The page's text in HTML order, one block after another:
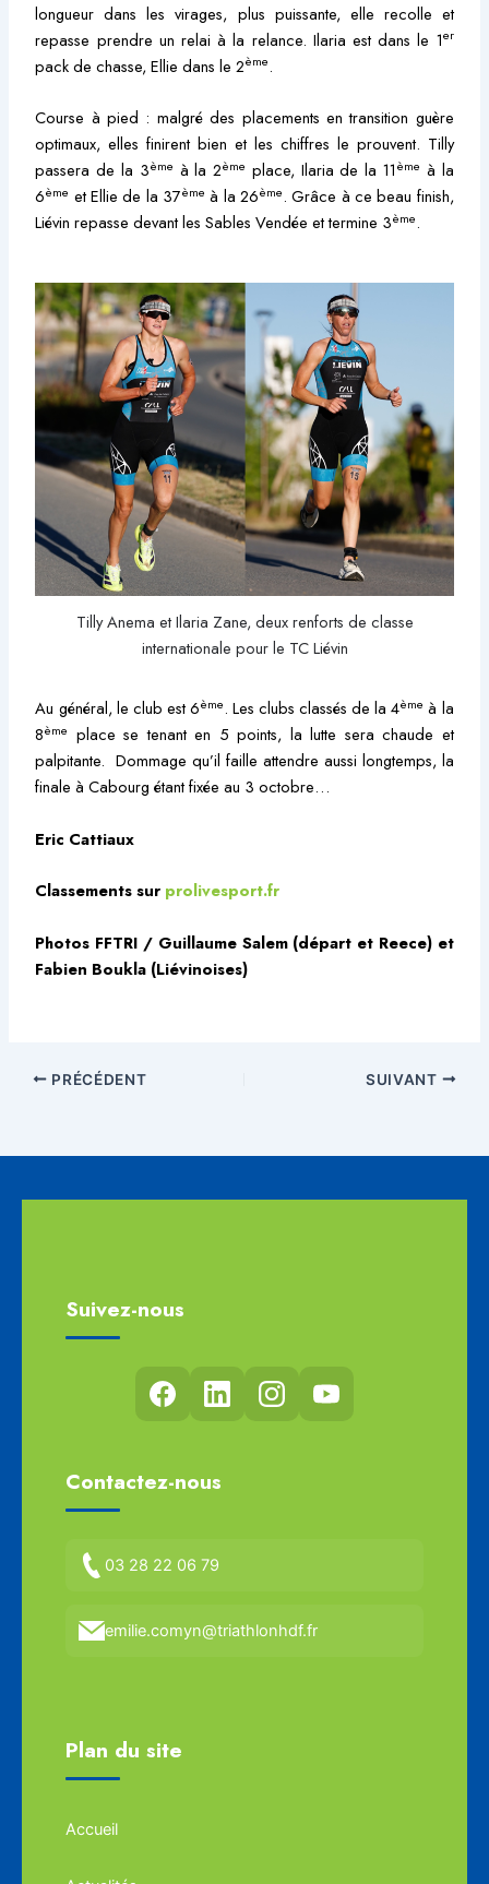
longueur dans les virages, plus puissante, elle recolle et
repasse prendre un relai à la relance. Ilaria est dans le 1er
pack de chasse, Ellie dans le 2ème.
Course à pied : malgré des placements en transition guère
optimaux, elles finirent bien et les chiffres le prouvent. Tilly
passera de la 3ème à la 2ème place, Ilaria de la 11ème à la
6ème et Ellie de la 37ème à la 26ème. Grâce à ce beau finish,
Liévin repasse devant les Sables Vendée et termine 3ème.
Tilly Anema et Ilaria Zane, deux renforts de classe
internationale pour le TC Liévin
Au général, le club est 6ème. Les clubs classés de la 4ème à la
8ème place se tenant en 5 points, la lutte sera chaude et
palpitante. Dommage qu’il faille attendre aussi longtemps, la
finale à Cabourg étant fixée au 3 octobre…
Eric Cattiaux
Classements sur prolivesport.fr
Photos FFTRI / Guillaume Salem (départ et Reece) et
Fabien Boukla (Liévinoises)
PRÉCÉDENT SUIVANT
Suivez-nous
Contactez-nous
03 28 22 06 79
emilie.comyn@triathlonhdf.fr
Plan du site
Accueil